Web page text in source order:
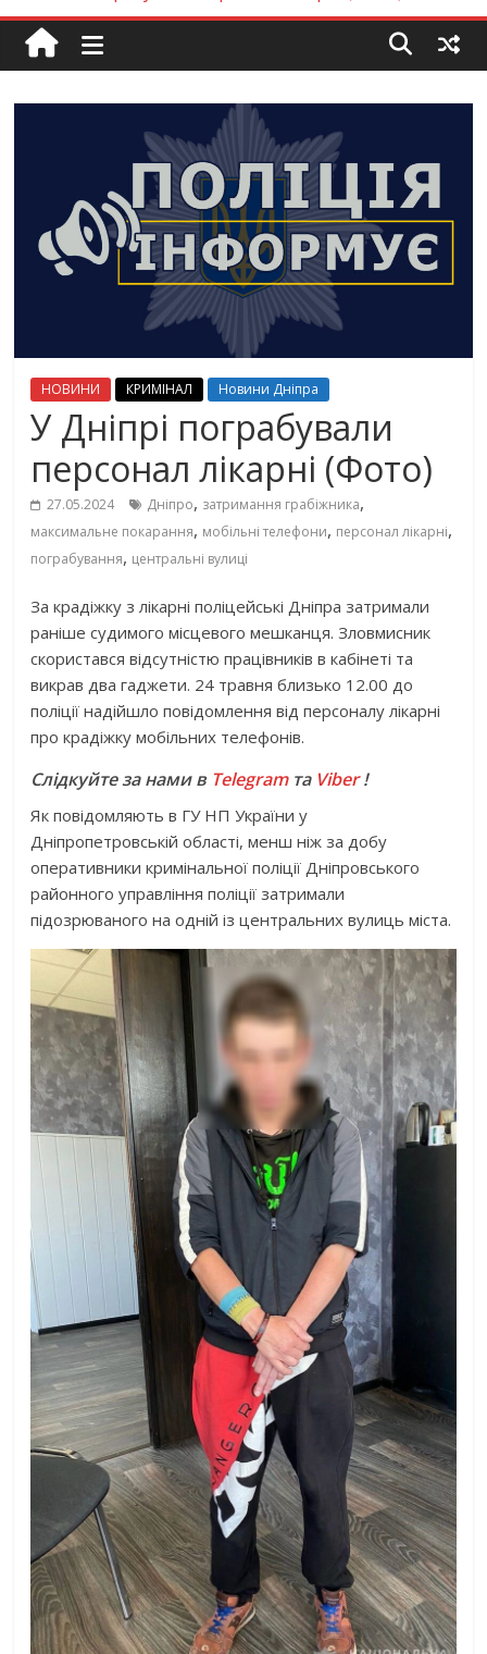
НОВИНИ КРИМІНАЛ Новини Дніпра
У Дніпрі пограбували
персонал лікарні (Фото)
27.05.2024 Дніпро, затримання грабіжника,
максимальне покарання, мобільні телефони, персонал лікарні,
пограбування, центральні вулиці
За крадіжку з лікарні поліцейські Дніпра затримали
раніше судимого місцевого мешканця. Зловмисник
скористався відсутністю працівників в кабінеті та
викрав два гаджети. 24 травня близько 12.00 до
поліції надійшло повідомлення від персоналу лікарні
про крадіжку мобільних телефонів.
Слідкуйте за нами в Telegramта Viber!
Як повідомляють в ГУ НП України у
Дніпропетровській області, менш ніж за добу
оперативники кримінальної поліції Дніпровського
районного управління поліції затримали
підозрюваного на одній із центральних вулиць міста.